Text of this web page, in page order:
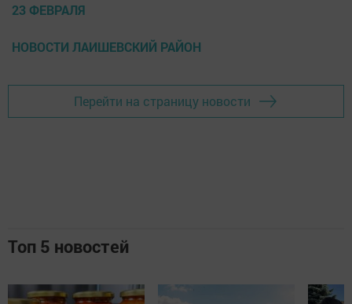
23 ФЕВРАЛЯ
НОВОСТИ ЛАИШЕВСКИЙ РАЙОН
Перейти на страницу новости
Топ 5 новостей